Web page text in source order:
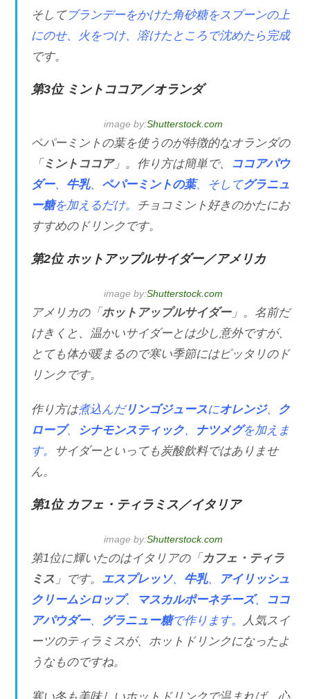
そしてブランデーをかけた角砂糖をスプーンの上
にのせ、火をつけ、溶けたところで沈めたら完成
です。
第3位 ミントココア／オランダ
image by:Shutterstock.com
ペパーミントの葉を使うのが特徴的なオランダの
「 ミントココア」。作り方は簡単で、 ココアパウ
ダー、 牛乳、 ペパーミントの葉、そしてグラニュ
ー糖を加えるだけ。 チョコミント好きのかたにお
すすめのドリンクです。
第2位 ホットアップルサイダー／アメリカ
image by:Shutterstock.com
アメリカの「ホットアップルサイダー」。名前だ
けきくと、温かいサイダーとは少し意外ですが、
とても体が暖まるので寒い季節にはピッタリのド
リンクです。
作り方は煮込んだリンゴジュースにオレンジ、
ク
ローブ、 シナモンスティック、 ナツメグを加えま
す。 サイダーといっても炭酸飲料ではありませ
ん。
第1位 カフェ・ティラミス／イタリア
image by:Shutterstock.com
第1位に輝いたのはイタリアの「 カフェ・ティラ
ミス 」です。 エスプレッソ、 牛乳、
アイリッシュ
クリームシロップ、 マスカルポーネチーズ、 ココ
アパウダー、 グラニュー糖で作ります。
人気スイ
ーツのティラミスが、ホットドリンクになったよ
うなものですね。